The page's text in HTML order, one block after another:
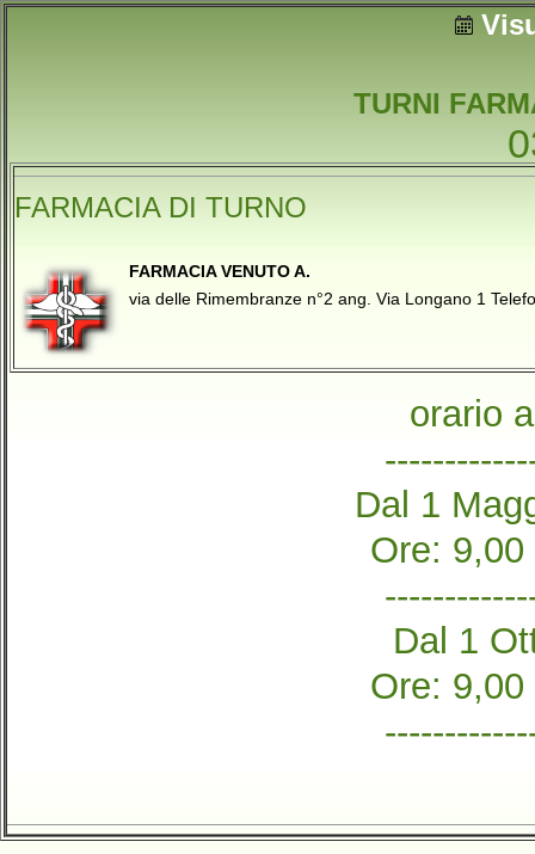
TURNI
FARMACIA DI TURNO
FARMACIA VENUTO A.
via delle Rimembranze n°2 ang. Via Longano 1
orario
Dal 1
Ore:
Dal 1
Ore: